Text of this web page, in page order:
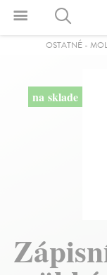
OSTATNÉ -
na sklade